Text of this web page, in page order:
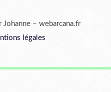
– webarcana.fr
légales